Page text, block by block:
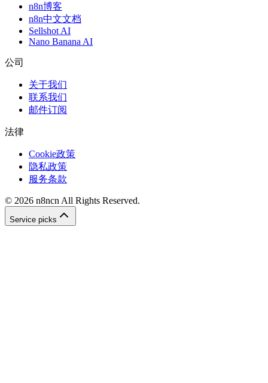
n8n博客
n8n中文文档
Sellshot AI
Nano Banana AI
公司
关于我们
联系我们
邮件订阅
法律
Cookie政策
隐私政策
服务条款
© 2026 n8ncn All Rights Reserved.
Service picks